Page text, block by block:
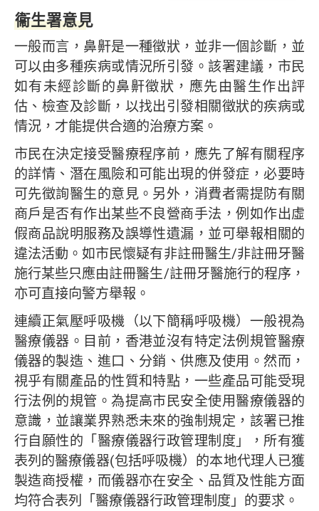
衞生署意見
一般而言，鼻鼾是一種徵狀，並非一個診斷，並
可以由多種疾病或情況所引發。該署建議，市民
如有未經診斷的鼻鼾徵狀，應先由醫生作出評
估、檢查及診斷，以找出引發相關徵狀的疾病或
情況，才能提供合適的治療方案。
市民在決定接受醫療程序前，應先了解有關程序
的詳情、潛在風險和可能出現的併發症，必要時
可先徵詢醫生的意見。另外，消費者需提防有關
商戶是否有作出某些不良營商手法，例如作出虛
假商品說明服務及誤導性遺漏，並可舉報相關的
違法活動。如市民懷疑有非註冊醫生/非註冊牙醫
施行某些只應由註冊醫生/註冊牙醫施行的程序，
亦可直接向警方舉報。
連續正氣壓呼吸機（以下簡稱呼吸機）一般視為
醫療儀器。目前，香港並沒有特定法例規管醫療
儀器的製造、進口、分銷、供應及使用。然而，
視乎有關產品的性質和特點，一些產品可能受現
行法例的規管。為提高市民安全使用醫療儀器的
意識，並讓業界熟悉未來的強制規定，該署已推
行自願性的「醫療儀器行政管理制度」，所有獲
表列的醫療儀器(包括呼吸機）的本地代理人已獲
製造商授權，而儀器亦在安全、品質及性能方面
均符合表列「醫療儀器行政管理制度」的要求。